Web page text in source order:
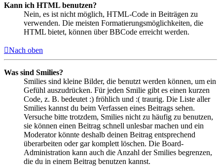
Kann ich HTML benutzen?
Nein, es ist nicht möglich, HTML-Code in Beiträgen zu
verwenden. Die meisten Formatierungsmöglichkeiten, die
HTML bietet, können über BBCode erreicht werden.
Nach oben
Was sind Smilies?
Smilies sind kleine Bilder, die benutzt werden können, um ein
Gefühl auszudrücken. Für jeden Smilie gibt es einen kurzen
Code, z. B. bedeutet :) fröhlich und :( traurig. Die Liste aller
Smilies kannst du beim Verfassen eines Beitrags sehen.
Versuche bitte trotzdem, Smilies nicht zu häufig zu benutzen,
sie können einen Beitrag schnell unlesbar machen und ein
Moderator könnte deshalb deinen Beitrag entsprechend
überarbeiten oder gar komplett löschen. Die Board-
Administration kann auch die Anzahl der Smilies begrenzen,
die du in einem Beitrag benutzen kannst.